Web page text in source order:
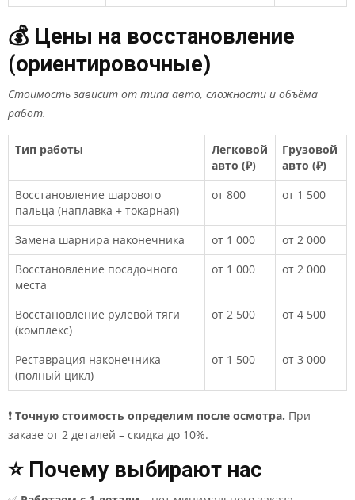
💰 Цены на восстановление
(ориентировочные)
Стоимость зависит от типа авто, сложности и объёма
работ.
Тип работы
Легковой
авто (₽)
Грузовой
авто (₽)
Восстановление шарового
пальца (наплавка + токарная)
от 800 от 1 500
Замена шарнира наконечника от 1 000
от 2 000
Восстановление посадочного
места
от 1 000 от 2 000
Восстановление рулевой тяги
(комплекс)
от 2 500 от 4 500
Реставрация наконечника
(полный цикл)
от 1 500 от 3 000
❗ Точную стоимость определим после осмотра. При
заказе от 2 деталей – скидка до 10%.
⭐ Почему выбирают нас